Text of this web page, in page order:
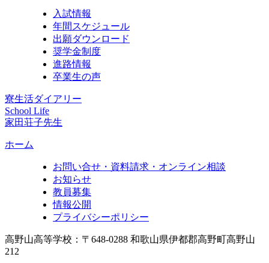
入試情報
年間スケジュール
出願ダウンロード
奨学金制度
進路情報
卒業生の声
寮生活ダイアリー
School Life
家田荘子先生
ホーム
お問い合せ・資料請求・オンライン相談
お知らせ
教員募集
情報公開
プライバシーポリシー
高野山高等学校：〒648-0288 和歌山県伊都郡高野町高野山
212